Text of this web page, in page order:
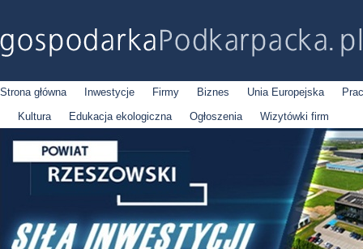
Strona główna Inwestycje Firmy Biznes Unia Europejska
Kultura
Edukacja ekologiczna Ogłoszenia Wizytówki firm